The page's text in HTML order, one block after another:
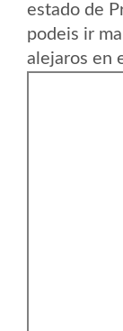
estado de
podeis ir
alejaros en